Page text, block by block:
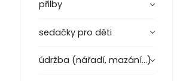
přilby
sedačky pro děti
údržba (nářadí, mazání...)